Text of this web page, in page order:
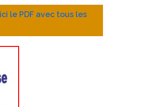
le PDF avec tous les